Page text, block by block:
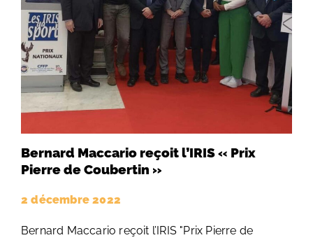
Bernard Maccario reçoit l’IRIS « Prix
Pierre de Coubertin »
2 décembre 2022
Bernard Maccario reçoit l’IRIS "Prix Pierre de